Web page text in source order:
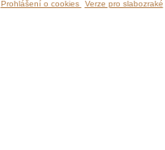
Prohlášení o cookies Verze pro slabozraké